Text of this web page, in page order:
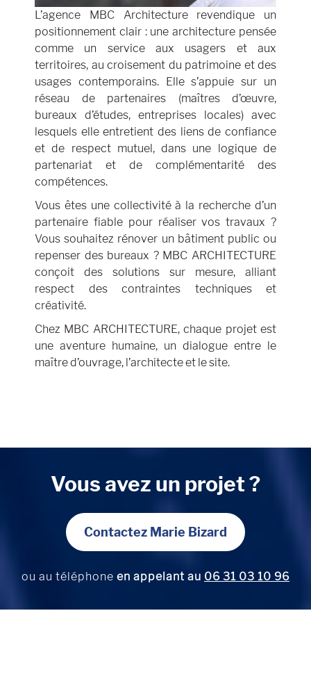
L’agence MBC Architecture revendique un
positionnement clair : une architecture pensée
comme un service aux usagers et aux
territoires, au croisement du patrimoine et des
usages contemporains. Elle s’appuie sur un
réseau de partenaires (maîtres d’œuvre,
bureaux d’études, entreprises locales) avec
lesquels elle entretient des liens de confiance
et de respect mutuel, dans une logique de
partenariat et de complémentarité des
compétences.
Vous êtes une collectivité à la recherche d’un
partenaire fiable pour réaliser vos travaux ?
Vous souhaitez rénover un bâtiment public ou
repenser des bureaux ? MBC ARCHITECTURE
conçoit des solutions sur mesure, alliant
respect des contraintes techniques et
créativité.
Chez MBC ARCHITECTURE, chaque projet est
une aventure humaine, un dialogue entre le
maître d’ouvrage, l’architecte et le site.
Vous avez un projet ?
Contactez Marie Bizard
ou au téléphone en appelant au 06 31 03 10 96